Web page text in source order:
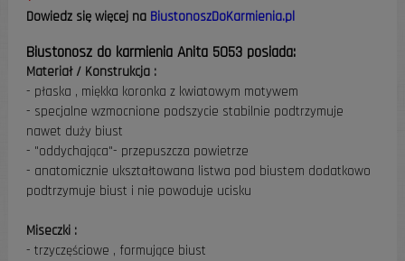
Dowiedz się więcej naBiustonoszDoKarmienia.pl
Biustonosz do karmienia Anita 5053 posiada:
Materiał / Konstrukcja :
- płaska , miękka koronka z kwiatowym motywem
- specjalne wzmocnione podszycie stabilnie podtrzymuje
nawet duży biust
- "oddychająca"- przepuszcza powietrze
- anatomicznie ukształtowana listwa pod biustem dodatkowo
podtrzymuje biust i nie powoduje ucisku
Miseczki :
- trzyczęściowe , formujące biust